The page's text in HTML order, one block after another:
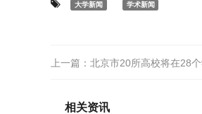
大学新闻 学术新闻
上一篇： 北京市20所高校将在28
相关资讯